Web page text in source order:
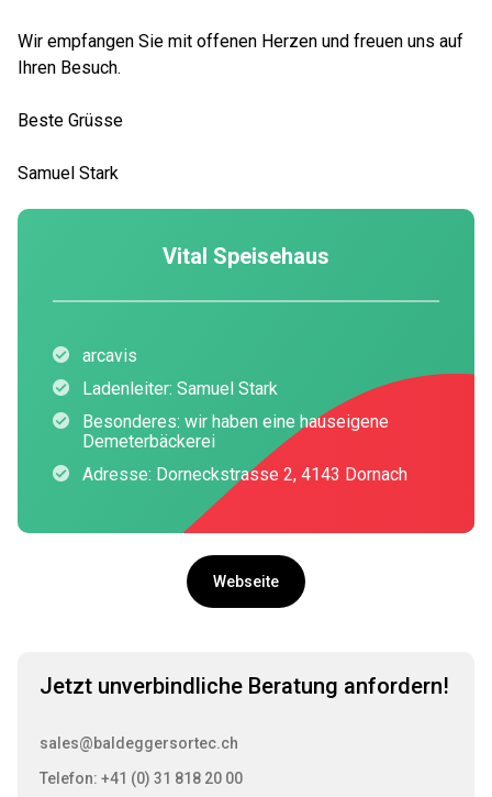
Wir empfangen Sie mit offenen Herzen und freuen uns auf
Ihren Besuch.
Beste Grüsse
Samuel Stark
Vital Speisehaus
arcavis
Ladenleiter: Samuel Stark
Besonderes: wir haben eine hauseigene
Demeterbäckerei
Adresse: Dorneckstrasse 2, 4143 Dornach
Webseite
Jetzt unverbindliche Beratung anfordern!
sales@baldeggersortec.ch
Telefon: +41 (0) 31 818 20 00